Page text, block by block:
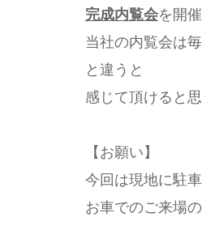
完成内覧会を開
当社の内覧会は
と違うと
感じて頂けると思
【お願い】
今回は現地に駐
お車でのご来場